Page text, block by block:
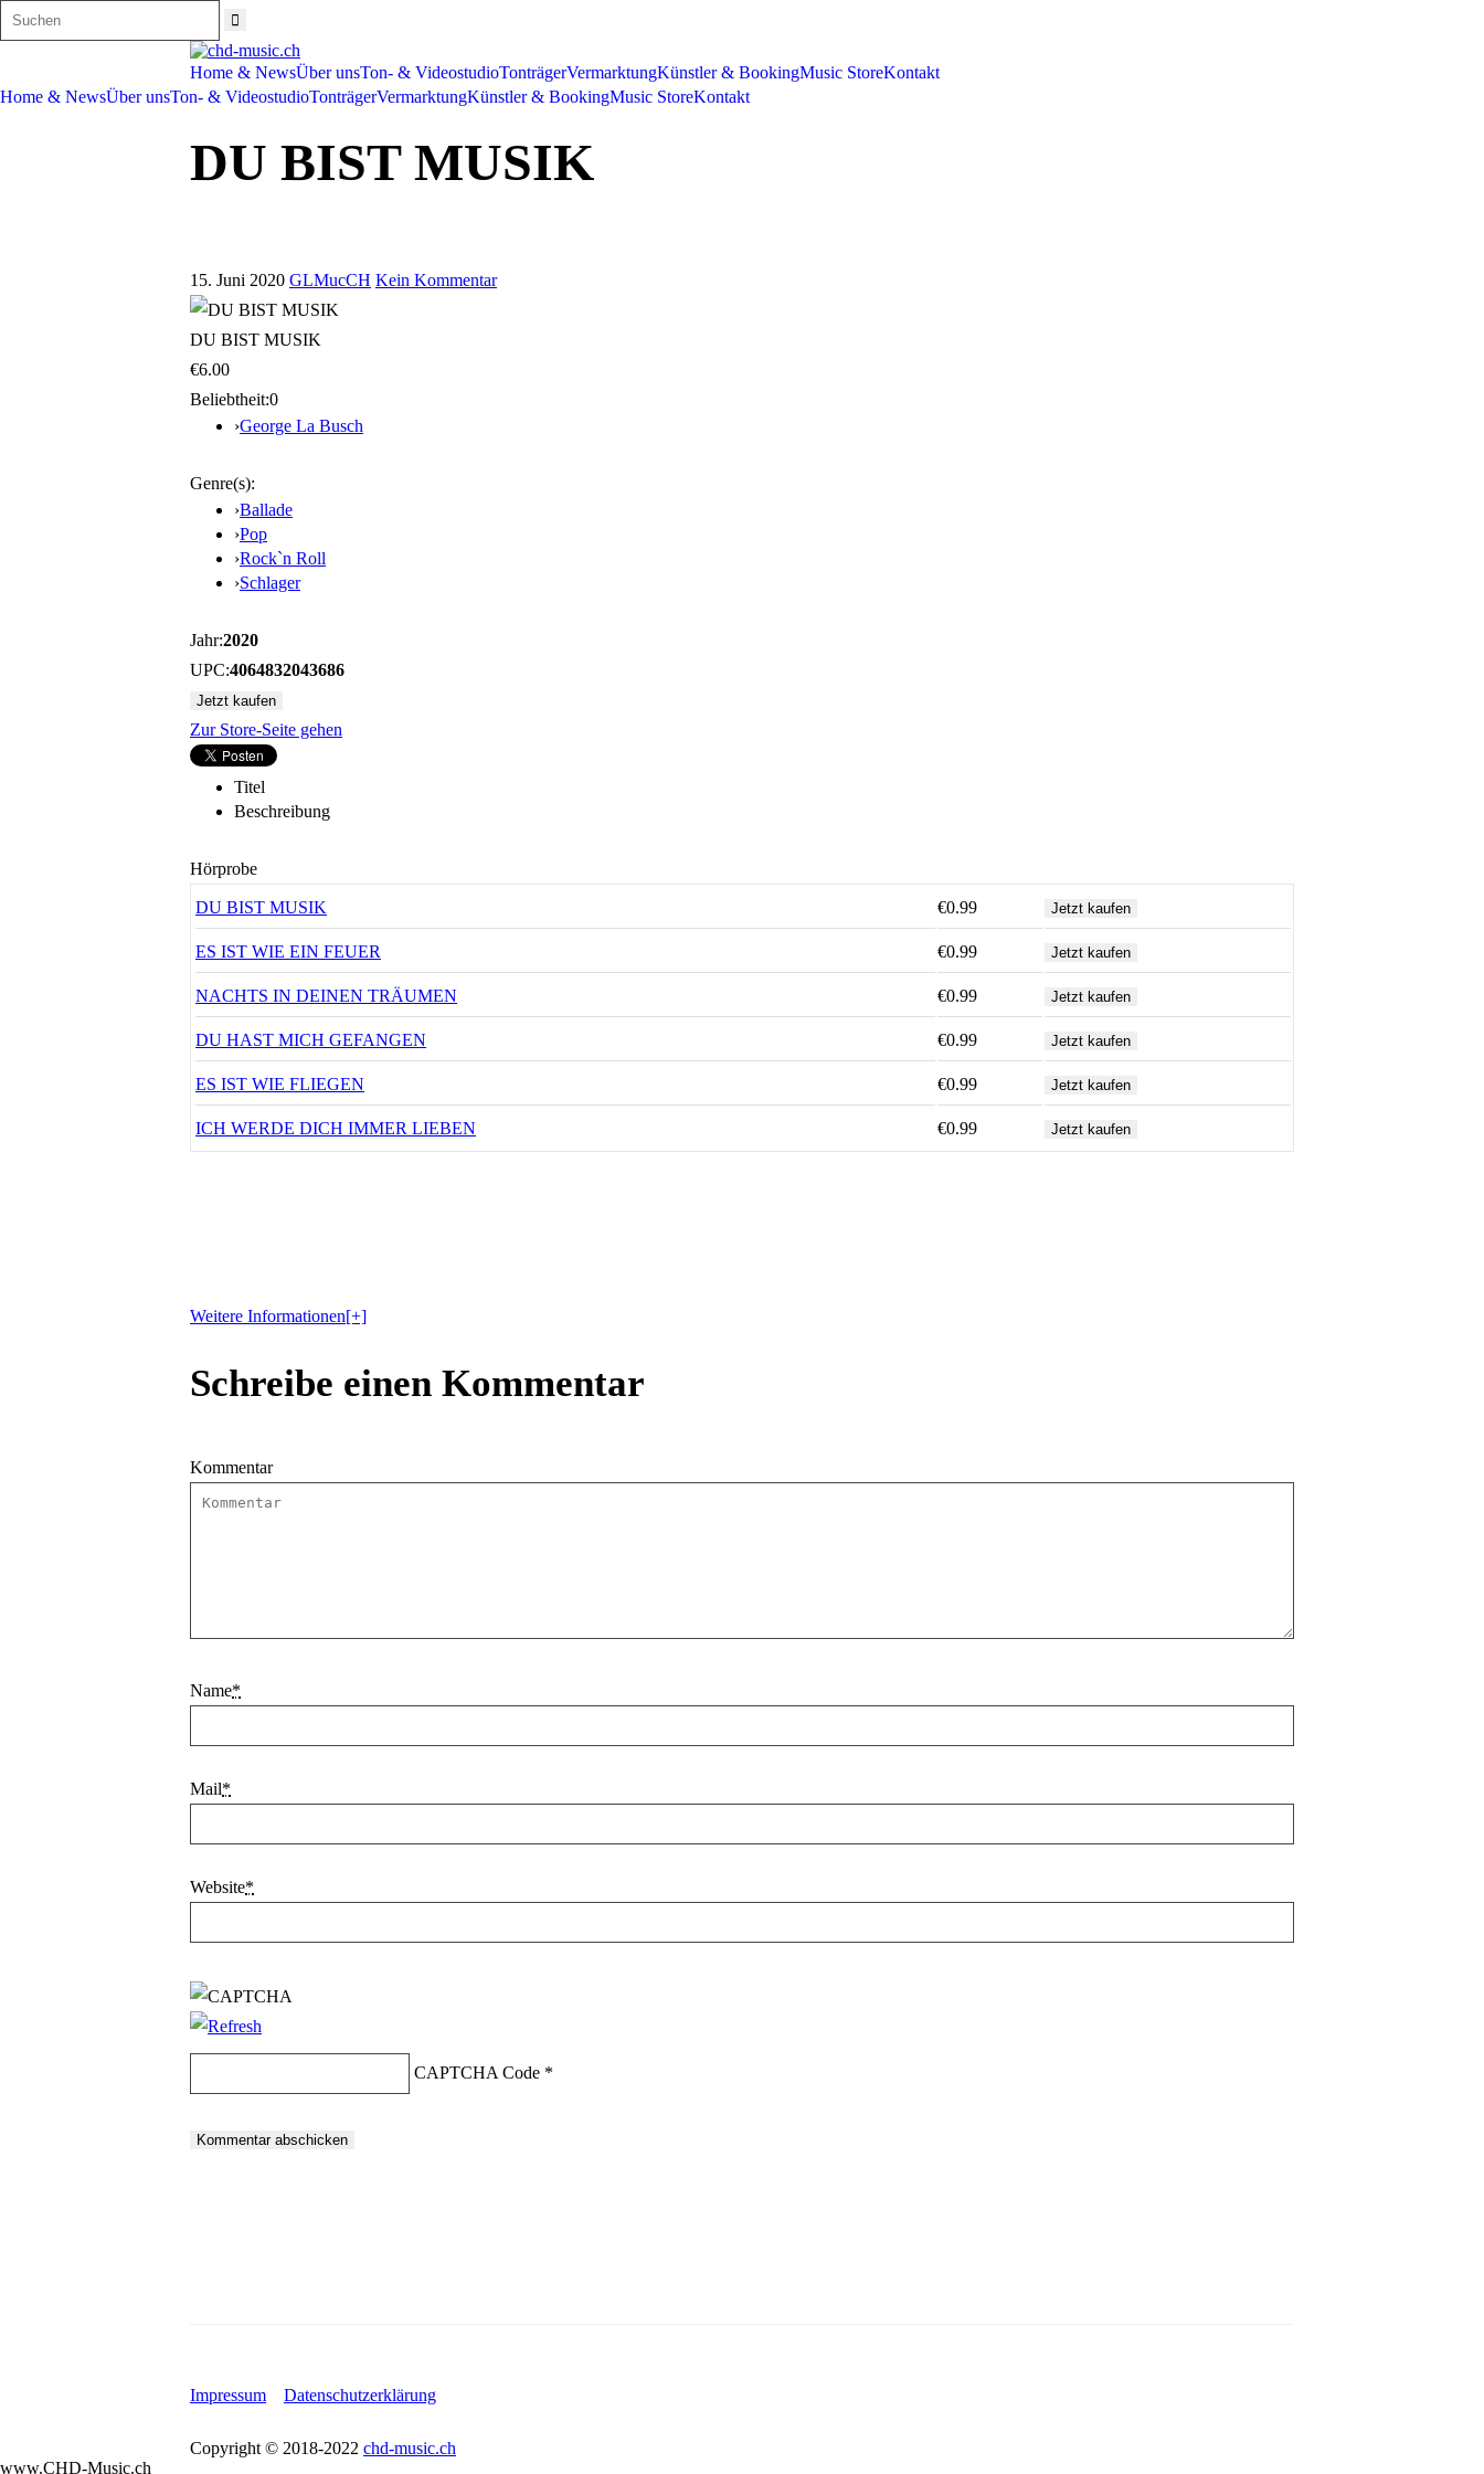
Home & NewsÜber unsTon- & VideostudioTonträgerVermarktungKünstler & BookingMusic StoreKontakt
Home & NewsÜber unsTon- & VideostudioTonträgerVermarktungKünstler & BookingMusic StoreKontakt
DU BIST MUSIK
15. Juni 2020 GLMucCH Kein Kommentar
DU BIST MUSIK
€6.00
Beliebtheit:0
›George La Busch
Genre(s):
›Ballade
›Pop
›Rock`n Roll
›Schlager
Jahr:2020
UPC:4064832043686
Zur Store-Seite gehen
Titel
Beschreibung
Hörprobe
DU BIST MUSIK €0.99
ES IST WIE EIN FEUER €0.99
NACHTS IN DEINEN TRÄUMEN €0.99
DU HAST MICH GEFANGEN €0.99
ES IST WIE FLIEGEN €0.99
ICH WERDE DICH IMMER LIEBEN €0.99
Weitere Informationen[+]
Schreibe einen Kommentar
Kommentar
Name*
Mail*
Website*
CAPTCHA Code *
Impressum Datenschutzerklärung
Copyright © 2018-2022 chd-music.ch
www.CHD-Music.ch